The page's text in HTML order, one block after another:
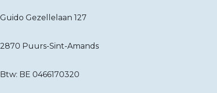
Guido Gezellelaan 127
2870 Puurs-Sint-Amands
Btw: BE 0466170320